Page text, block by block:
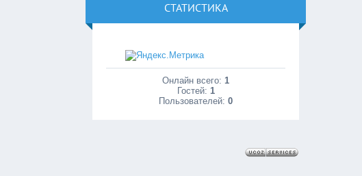
СТАТИСТИКА
Онлайн всего:1
Гостей: 1
Пользователей:0